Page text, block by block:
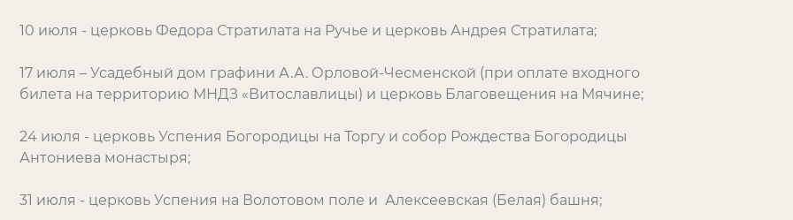
10 июля - церковь Федора Стратилата на Ручье и церковь Андрея Стратилата;
17 июля – Усадебный дом графини А.А. Орловой-Чесменской (при оплате входного
билета на территорию МНДЗ «Витославлицы) и церковь Благовещения на Мячине;
24 июля - церковь Успения Богородицы на Торгу и собор Рождества Богородицы
Антониева монастыря;
31 июля - церковь Успения на Волотовом поле и Алексеевская (Белая) башня;